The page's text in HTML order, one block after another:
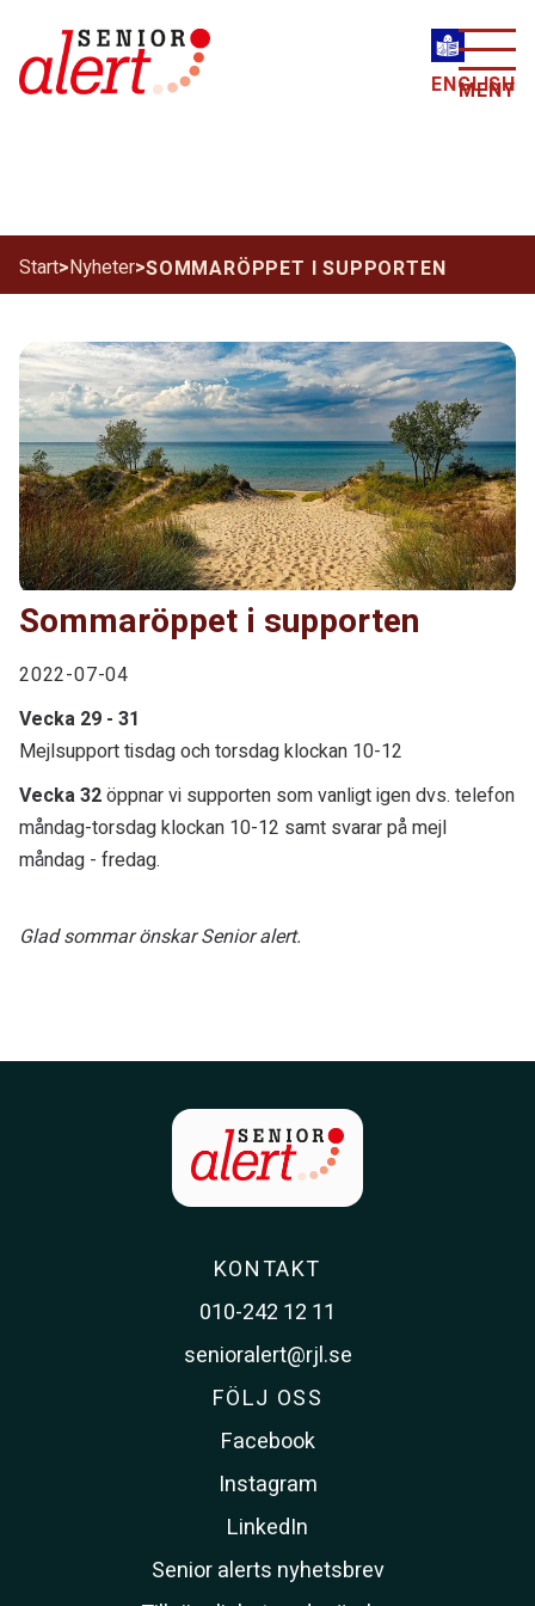
ENGLISH
MENY
Start>Nyheter>SOMMARÖPPET I SUPPORTEN
Sommaröppet i supporten
2022-07-04
Vecka 29 - 31
Mejlsupport tisdag och torsdag klockan 10-12
Vecka 32öppnar vi supporten som vanligt igen dvs. telefon
måndag-torsdag klockan 10-12 samt svarar på mejl
måndag - fredag.
Glad sommar önskar Senior alert.
KONTAKT
010-242 12 11
senioralert@rjl.se
FÖLJ OSS
Facebook
Instagram
LinkedIn
Senior alerts nyhetsbrev